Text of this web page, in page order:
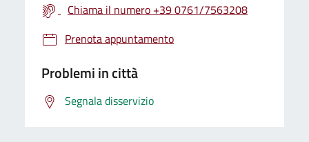
Chiama il numero +39 0761/7563208
Prenota appuntamento
Problemi in città
Segnala disservizio